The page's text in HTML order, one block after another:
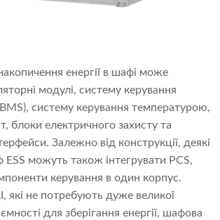
енергії в шафі може
модулі, систему керування
систему керування температурою,
блоки електричного захисту та
Залежно від конструкції, деякі
можуть також інтегрувати PCS,
керування в один корпус.
які не потребують дуже великої
для зберігання енергії, шафова